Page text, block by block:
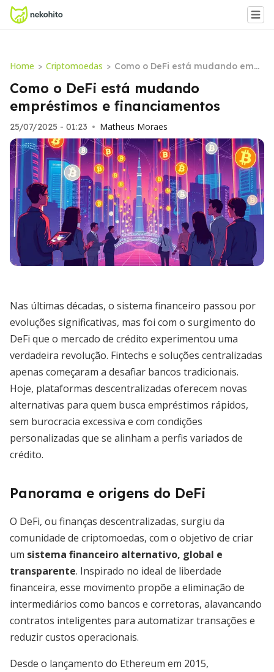
Home > Criptomoedas > Como o DeFi está mudando empr
éstimos e financiamentos
Como o DeFi está mudando
empréstimos e financiamentos
25/07/2025 - 01:23 • Matheus Moraes
Nas últimas décadas, o sistema financeiro passou por
evoluções significativas, mas foi com o surgimento do
DeFi que o mercado de crédito experimentou uma
verdadeira revolução. Fintechs e soluções centralizadas
apenas começaram a desafiar bancos tradicionais.
Hoje, plataformas descentralizadas oferecem novas
alternativas para quem busca empréstimos rápidos,
sem burocracia excessiva e com condições
personalizadas que se alinham a perfis variados de
crédito.
Panorama e origens do DeFi
O DeFi, ou finanças descentralizadas, surgiu da
comunidade de criptomoedas, com o objetivo de criar
um sistema financeiro alternativo, global e
transparente. Inspirado no ideal de liberdade
financeira, esse movimento propõe a eliminação de
intermediários como bancos e corretoras, alavancando
contratos inteligentes para automatizar transações e
reduzir custos operacionais.
Desde o lançamento do Ethereum em 2015,